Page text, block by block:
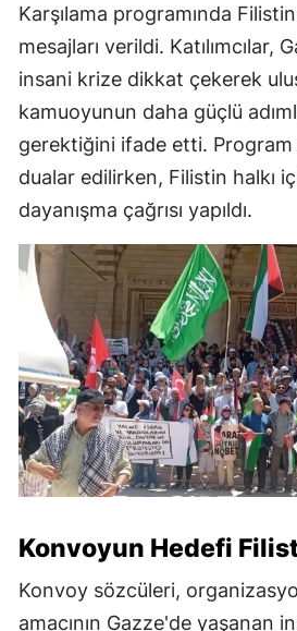
Karşılama programında
mesajları verildi. Katılımcılar,
insani krize dikkat çekerek
kamuoyunun daha güçlü
gerektiğini ifade etti. Program
dualar edilirken, Filistin halkı
dayanışma çağrısı yapıldı.
Konvoyun Hedefi
Konvoy sözcüleri,
amacının Gazze'de yaşanan